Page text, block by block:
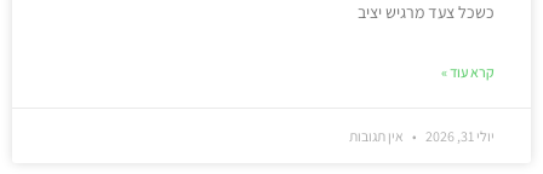
כשכל צעד מרגיש יציב
קרא עוד »
יולי 31, 2026 אין תגובות